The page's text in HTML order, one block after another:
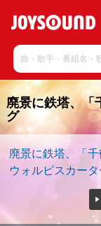
廃景に鉄塔、「
グ
廃景に鉄塔、「千
ウォルピスカータ